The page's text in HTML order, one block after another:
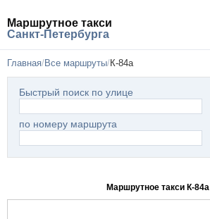
Маршрутное такси
Санкт-Петербурга
Главная Все маршруты К-84а
Быстрый поиск по улице
по номеру маршрута
Маршрутное такси К-84а